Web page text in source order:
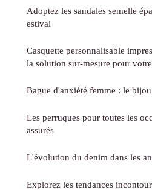
Adoptez les sandales semelle
estival
Casquette personnalisable
la solution sur-mesure pour
Bague d'anxiété femme : le
Les perruques pour toutes les
assurés
L'évolution du denim dans les
Explorez les tendances